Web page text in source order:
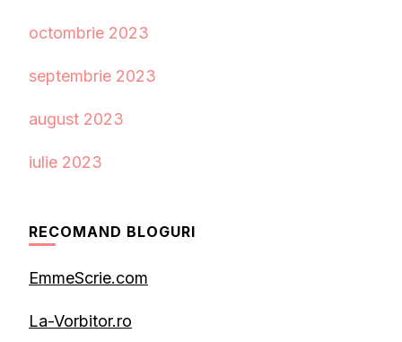
octombrie 2023
septembrie 2023
august 2023
iulie 2023
RECOMAND BLOGURI
EmmeScrie.com
La-Vorbitor.ro